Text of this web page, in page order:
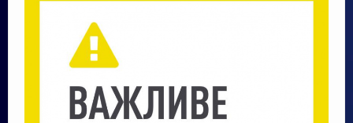
Про Компанію